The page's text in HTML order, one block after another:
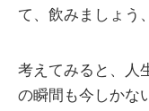
て、飲みましょう
考えてみると、人
の瞬間も今しかな